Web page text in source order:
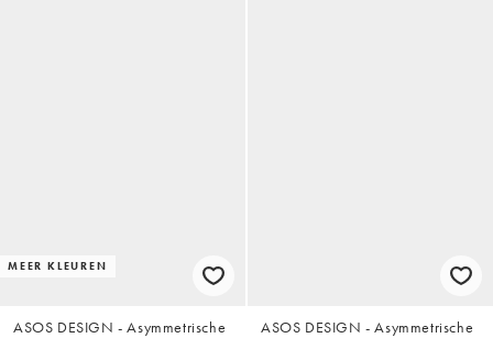
MEER KLEUREN
ASOS DESIGN - Asymmetrische
ASOS DESIGN - Asymmetrische